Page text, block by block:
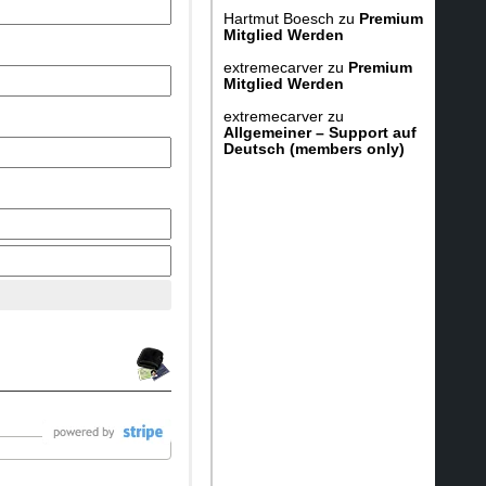
Hartmut Boesch zu Premium
Mitglied Werden
extremecarver zu Premium
Mitglied Werden
extremecarver zu
Allgemeiner – Support auf
Deutsch (members only)